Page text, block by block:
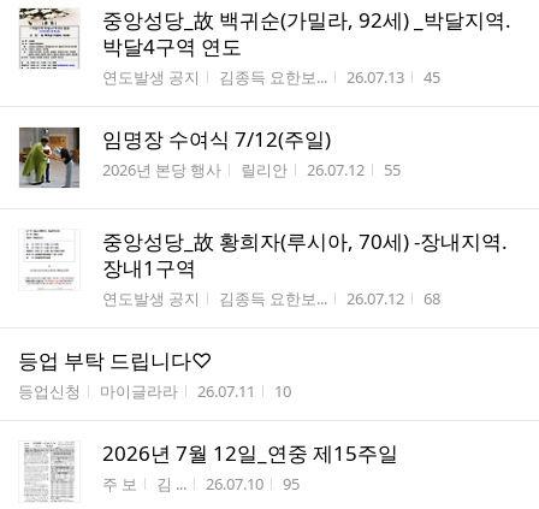
중앙성당_故 백귀순(가밀라, 92세) _박달지역.
박달4구역 연도
게시판명
연도발생 공지 작성자
김종득 요한보... 작성시간
26.07.13 조회수
45
임명장 수여식 7/12(주일)
게시판명
2026년 본당 행사 작성자
릴리안 작성시간
26.07.12 조회수
55
중앙성당_故 황희자(루시아, 70세) -장내지역.
장내1구역
게시판명
연도발생 공지 작성자
김종득 요한보... 작성시간
26.07.12 조회수
68
등업 부탁 드립니다♡
게시판명
등업신청 작성자
마이글라라 작성시간
26.07.11 조회수
10
2026년 7월 12일_연중 제15주일
게시판명
주 보 작성자
김 ... 작성시간
26.07.10 조회수
95